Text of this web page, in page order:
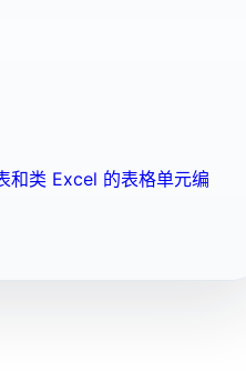
和类 Excel 的表格单元编